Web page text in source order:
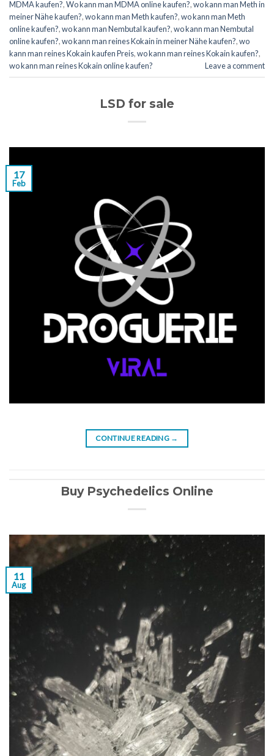
MDMA kaufen?,Wo kann man MDMA online kaufen?,wo kann man Meth in
meiner Nähe kaufen?,wo kann man Meth kaufen?,wo kann man Meth
online kaufen?,wo kann man Nembutal kaufen?,wo kann man Nembutal
online kaufen?,wo kann man reines Kokain in meiner Nähe kaufen?,wo
kann man reines Kokain kaufen Preis,wo kann man reines Kokain kaufen?,
wo kann man reines Kokain online kaufen?
Leave a comment
LSD for sale
17
Feb
CONTINUE READING →
Buy Psychedelics Online
11
Aug